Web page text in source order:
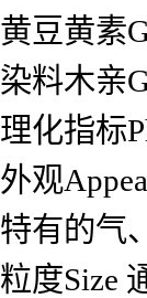
黄豆黄素
染料木亲
理化指标
外观
特有的气
粒度Size